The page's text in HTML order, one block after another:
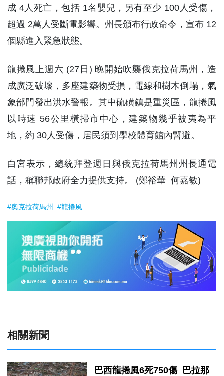
成 4人死亡，包括 1名嬰兒，另有至少 100人受傷，
超過 2萬人受斷電影響。州長頒布行政命令，宣布 12
個縣進入緊急狀態。
龍捲風上週六 (27日) 晚開始吹襲俄克拉荷馬州，造
成廣泛破壞，多座建築物受損，電線和樹木倒塌，氣
象部門發出洪水警報。其中硫磺鎮是重災區，龍捲風
以時速 56公里橫掃市中心，建築物幾乎被夷為平
地，約 30人受傷，居民須到學校體育館內暫避。
白宮表示，總統拜登週日與俄克拉荷馬州州長通電
話，稱聯邦政府全力提供支持。 (鄭裕華 何嘉敏)
#奧克拉荷馬州 #龍捲風
相關新聞
巴西龍捲風6死750傷 巴拉那